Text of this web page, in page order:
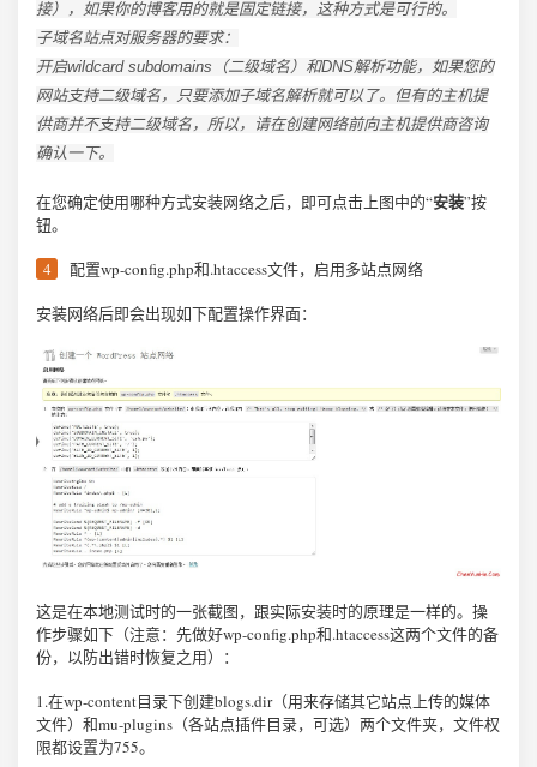
接），如果你的博客用的就是固定链接，这种方式是可行的。
子域名站点对服务器的要求：
开启wildcard subdomains（二级域名）和DNS解析功能，如果您的
网站支持二级域名，只要添加子域名解析就可以了。但有的主机提
供商并不支持二级域名，所以，请在创建网络前向主机提供商咨询
确认一下。
在您确定使用哪种方式安装网络之后，即可点击上图中的“安装”按
钮。
配置wp-config.php和.htaccess文件，启用多站点网络
安装网络后即会出现如下配置操作界面：
这是在本地测试时的一张截图，跟实际安装时的原理是一样的。操
作步骤如下（注意：先做好wp-config.php和.htaccess这两个文件的备
份，以防出错时恢复之用）：
1.在wp-content目录下创建blogs.dir（用来存储其它站点上传的媒体
文件）和mu-plugins（各站点插件目录，可选）两个文件夹，文件权
限都设置为755。